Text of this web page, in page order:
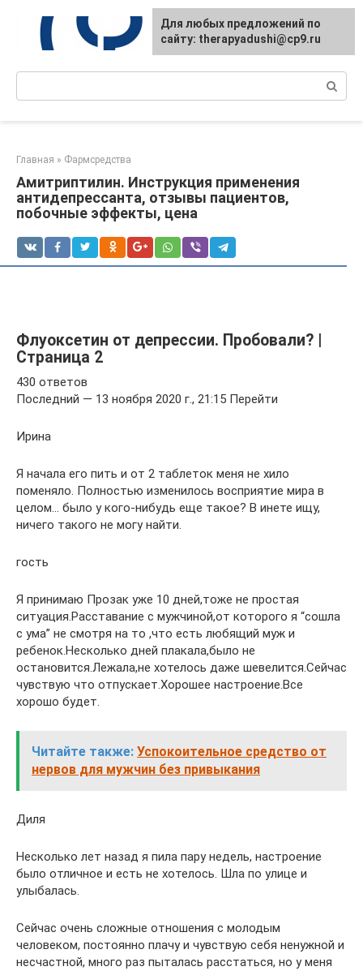
контенту
Главная » Фармсредства
Амитриптилин. Инструкция применения
антидепрессанта, отзывы пациентов,
побочные эффекты, цена
Флуоксетин от депрессии. Пробовали? |
Страница 2
430 ответов
Последний — 13 ноября 2020 г., 21:15 Перейти
Ирина
Я начала его пить и от 2 таблеток меня не хило
поменяло. Полностью изменилось восприятие мира в
целом… было у кого-нибудь еще такое? В инете ищу,
ничего такого не могу найти.
гость
Я принимаю Прозак уже 10 дней,тоже не простая
ситуация.Расставание с мужчиной,от которого я “сошла
с ума” не смотря на то ,что есть любящий муж и
ребенок.Несколько дней плакала,было не
остановится.Лежала,не хотелось даже шевелится.Сейчас
чувствую что отпускает.Хорошее настроение.Все
хорошо будет.
Читайте также: Успокоительное средство от
нервов для мужчин без привыкания
Диля
Несколько лет назад я пила пару недель, настроение
было отличное и есть не хотелось. Шла по улице и
улыбалась.
Сейчас очень сложные отношения с молодым
человеком, постоянно плачу и чувствую себя ненужной и
несчастной, много раз пыталась расстаться, но у меня
Для любых предложений по
сайту: therapyadushi@cp9.ru